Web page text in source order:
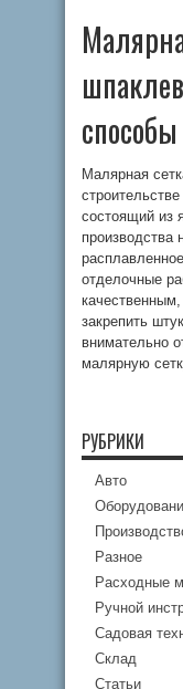
Малярная
состоящий из
производства
отделочные
закрепить
внимательно
малярную
РУБРИКИ
Авто
Разное
Расходные
Ручной
Садовая
Склад
Статьи